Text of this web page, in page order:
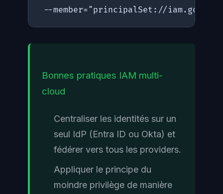
--member="principalSet://
Bonnes pratiques IAM multi-
cloud
Centraliser les identités sur un
seul IdP (Entra ID ou Okta) et
fédérer vers tous les providers.
Appliquer le principe du
moindre privilège de manière